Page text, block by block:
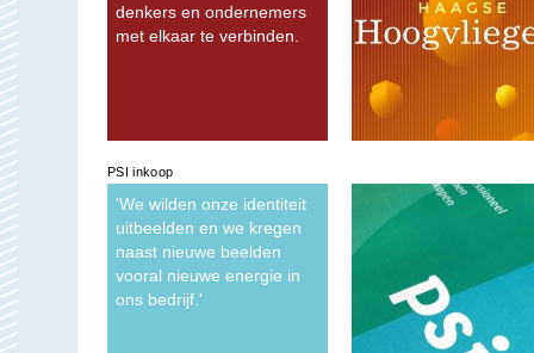
denkers en ondernemers
met elkaar te verbinden.
PSI inkoop
'We wilden onze identiteit
uitbeelden en we kregen
naast nieuwe beelden
vooral nieuwe energie in
ons bedrijf.'